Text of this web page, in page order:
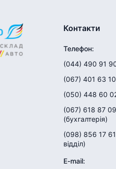
Контакти
Телефон:
(044) 490 91
(067) 401 63 10
(050) 448 60
(067) 618 87 09
(бухгалтерія)
(098) 856 17 61
відділ)
E-mail: